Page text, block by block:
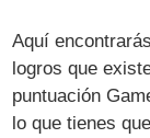
Aquí
logros que
puntuación
lo que tienes